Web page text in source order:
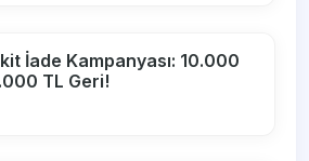
İade Kampanyası: 10.000
TL Geri!